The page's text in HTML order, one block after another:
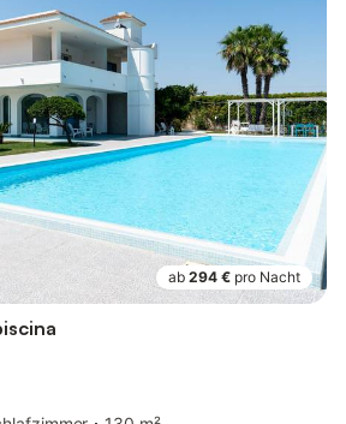
ab 294 € pro Nacht